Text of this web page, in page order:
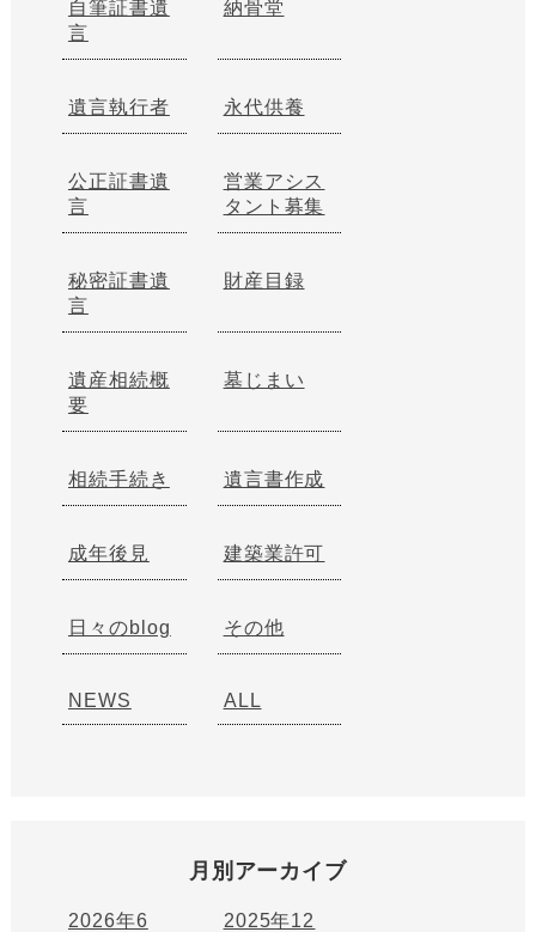
自筆証書遺
言
納骨堂
遺言執行者 永代供養
公正証書遺
言
営業アシス
タント募集
秘密証書遺
言
財産目録
遺産相続概
要
墓じまい
相続手続き 遺言書作成
成年後見 建築業許可
日々のblog その他
NEWS ALL
月別アーカイブ
2026年6
2025年12